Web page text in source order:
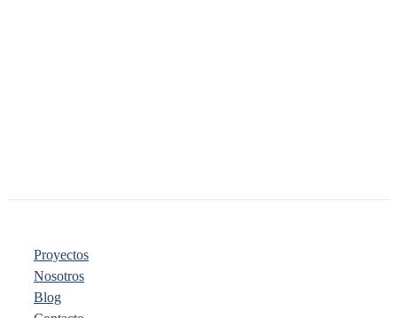
Proyectos
Nosotros
Blog